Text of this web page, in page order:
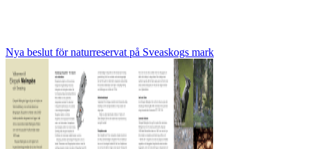
Nya beslut för naturreservat på Sveaskogs mark